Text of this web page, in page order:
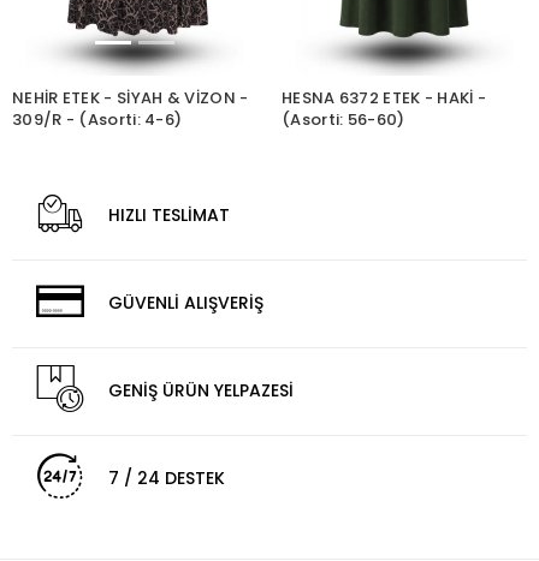
NEHİR ETEK - SİYAH & VİZON -
309/R - (Asorti: 4-6)
HESNA 6372 ETEK - HAKİ -
(Asorti: 56-60)
HIZLI TESLİMAT
GÜVENLİ ALIŞVERİŞ
GENİŞ ÜRÜN YELPAZESİ
7 / 24 DESTEK